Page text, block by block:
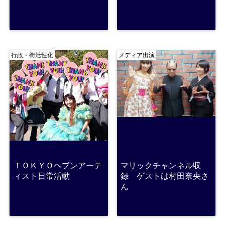
行政・街活性化
ＴＯＫＹＯヘブンアーテ
ィスト日常活動
メディア出演
マリックチャンネル収
録 ゲストは村田奈央さ
ん